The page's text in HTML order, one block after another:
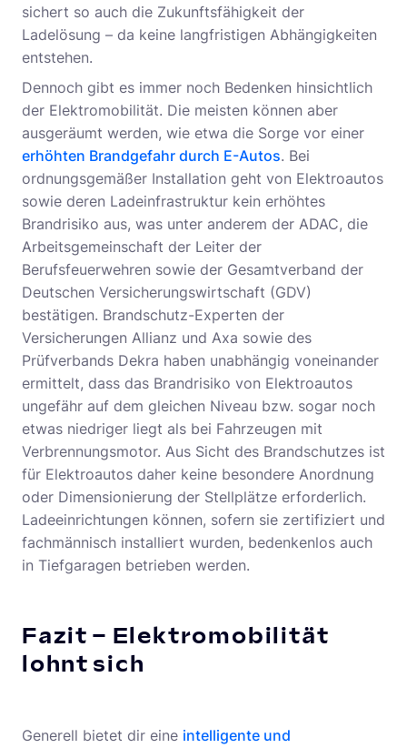
sichert so auch die Zukunftsfähigkeit der
Ladelösung – da keine langfristigen Abhängigkeiten
entstehen.
Dennoch gibt es immer noch Bedenken hinsichtlich
der Elektromobilität. Die meisten können aber
ausgeräumt werden, wie etwa die Sorge vor einer
erhöhten Brandgefahr durch E-Autos. Bei
ordnungsgemäßer Installation geht von Elektroautos
sowie deren Ladeinfrastruktur kein erhöhtes
Brandrisiko aus, was unter anderem der ADAC, die
Arbeitsgemeinschaft der Leiter der
Berufsfeuerwehren sowie der Gesamtverband der
Deutschen Versicherungswirtschaft (GDV)
bestätigen. Brandschutz-Experten der
Versicherungen Allianz und Axa sowie des
Prüfverbands Dekra haben unabhängig voneinander
ermittelt, dass das Brandrisiko von Elektroautos
ungefähr auf dem gleichen Niveau bzw. sogar noch
etwas niedriger liegt als bei Fahrzeugen mit
Verbrennungsmotor. Aus Sicht des Brandschutzes ist
für Elektroautos daher keine besondere Anordnung
oder Dimensionierung der Stellplätze erforderlich.
Ladeeinrichtungen können, sofern sie zertifiziert und
fachmännisch installiert wurden, bedenkenlos auch
in Tiefgaragen betrieben werden.
Fazit – Elektromobilität
lohnt sich
Generell bietet dir eine intelligente und